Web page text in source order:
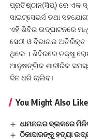
ପ୍ରତିଷ୍ଠାନ(ସିପ୍‌) ରେ ଏକ
ସାଇଟ୍‌ସେଭର୍ସ ତଥା
ଏହି ଶିବିର ଉଦ୍‌ଘାଟନରେ
ସେଠୀ ଓ ବିଭାଗର
ଥିଲେ । ଶିବିରରେ ଚକ୍ଷୁ
ଆନୁଷଙ୍ଗିକ ଶାରୀରିକ
ଦିନ ଧରି ଚାଲିବ।
You Might Also Like
ଧାମନଗର ବ୍ଲକରେ ମିଳିତ
ଠିକାଦାରଙ୍କୁ ହତ୍ୟା